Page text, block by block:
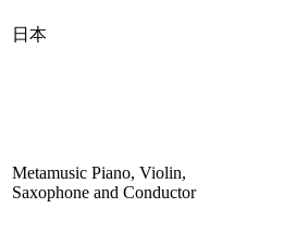
日本
Metamusic Piano, Violin,
Saxophone and Conductor